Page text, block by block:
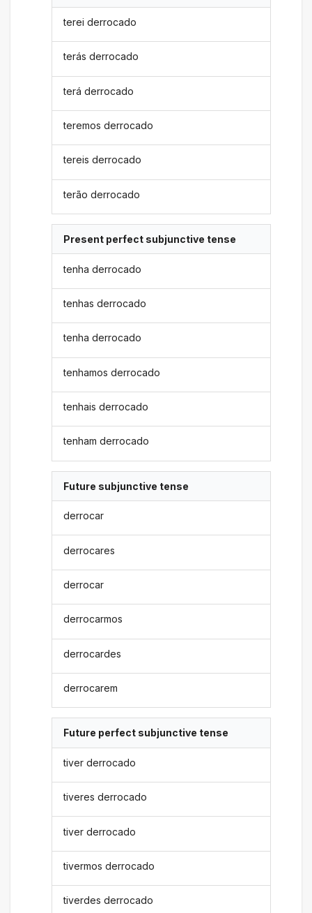
terei derrocado
terás derrocado
terá derrocado
teremos derrocado
tereis derrocado
terão derrocado
Present perfect subjunctive tense
tenha derrocado
tenhas derrocado
tenha derrocado
tenhamos derrocado
tenhais derrocado
tenham derrocado
Future subjunctive tense
derrocar
derrocares
derrocar
derrocarmos
derrocardes
derrocarem
Future perfect subjunctive tense
tiver derrocado
tiveres derrocado
tiver derrocado
tivermos derrocado
tiverdes derrocado